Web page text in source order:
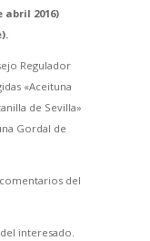
abril 2016)
Regulador
«Aceituna
de Sevilla»
Gordal de
del
interesado.